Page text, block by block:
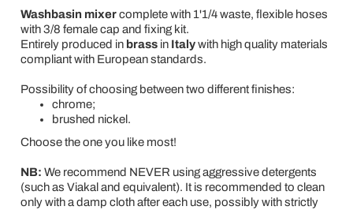
Washbasin mixercomplete with 1'1/4 waste, flexible hoses
with 3/8 female cap and fixing kit.
Entirely produced in brassin Italywith high quality materials
compliant with European standards.
Possibility of choosing between two different finishes:
chrome;
brushed nickel.
Choose the one you like most!
NB: We recommend NEVER using aggressive detergents
(such as Viakal and equivalent). It is recommended to clean
only with a damp cloth after each use, possibly with strictly